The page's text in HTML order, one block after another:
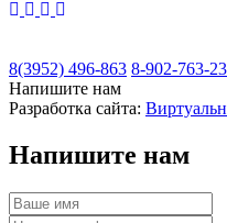
8(3952) 496-863 8-902-763-
Напишите нам
Разработка сайта:
Напишите нам